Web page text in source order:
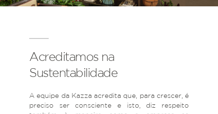
Acreditamos na
Sustentabilidade
A equipe da Kazza acredita que, para crescer, é
preciso ser consciente e isto, diz respeito